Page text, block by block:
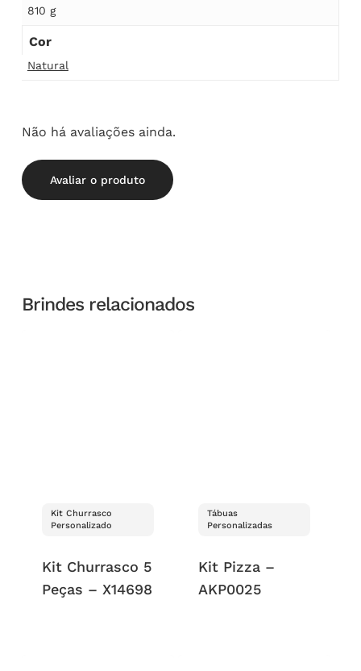
810 g
Cor
Natural
Não há avaliações ainda.
Avaliar o produto
Brindes relacionados
Kit Churrasco
Personalizado
Kit Churrasco 5
Peças – X14698
Tábuas
Personalizadas
Kit Pizza –
AKP0025